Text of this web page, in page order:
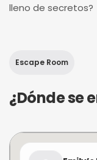
lleno de secretos?
Escape Room
¿Dónde se